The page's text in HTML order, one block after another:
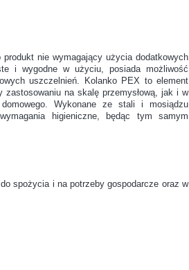
produkt nie wymagający użycia dodatkowych
i wygodne w użyciu, posiada możliwość
uszczelnień. Kolanko PEX to element
zastosowaniu na skalę przemysłową, jak i w
domowego. Wykonane ze stali i mosiądzu
higieniczne, będąc tym samym
spożycia i na potrzeby gospodarcze oraz w